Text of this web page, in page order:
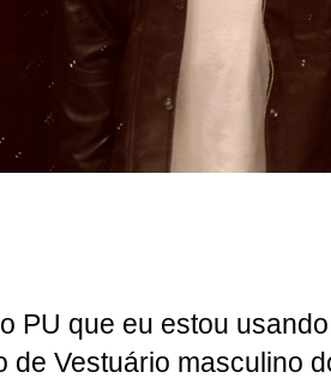
PU que eu estou
de Vestuário masculino